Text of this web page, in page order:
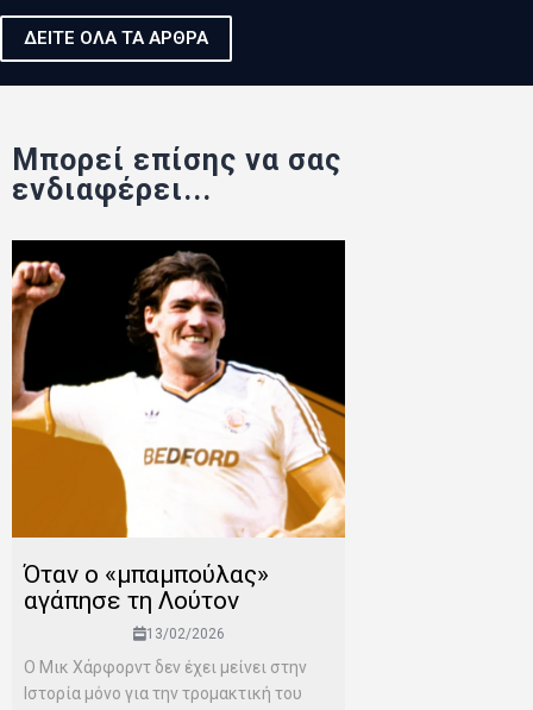
ΔΕΙΤΕ ΟΛΑ ΤΑ ΑΡΘΡΑ
Μπορεί επίσης να σας
ενδιαφέρει...
Όταν ο «μπαμπούλας»
αγάπησε τη Λούτον
13/02/2026
Ο Μικ Χάρφορντ δεν έχει μείνει στην
Ιστορία μόνο για την τρομακτική του